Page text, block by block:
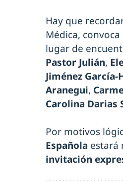
Hay que
Médica,
lugar de
Pastor Julián,
Jiménez
Aranegui,
Carolina Darias
Por motivos
Española estará
invitación